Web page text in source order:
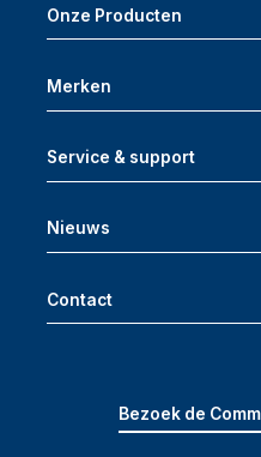
Onze Producten
Merken
Service & support
Nieuws
Contact
Bezoek de